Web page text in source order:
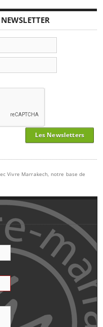
Les Newsletters
Vivre Marrakech, notre base de